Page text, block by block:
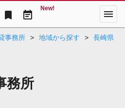
bookmark event_note
New! menu
事務所 > 地域から探す >
長崎県
務所